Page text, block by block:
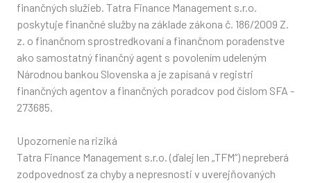
finančných služieb. Tatra Finance Management s.r.o.
poskytuje finančné služby na základe zákona č. 186/2009 Z.
z. o finančnom sprostredkovaní a finančnom poradenstve
ako samostatný finančný agent s povolením udeleným
Národnou bankou Slovenska a je zapísaná v registri
finančných agentov a finančných poradcov pod číslom SFA -
273685.
Upozornenie na riziká
Tatra Finance Management s.r.o. (ďalej len „TFM“) nepreberá
zodpovednosť za chyby a nepresnosti v uverejňovaných